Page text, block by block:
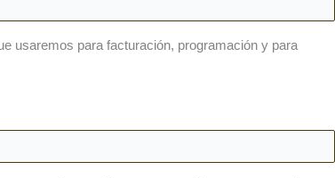
usaremos para facturación, programación y para